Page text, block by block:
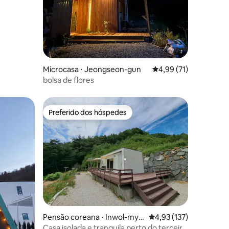
Microcasa ⋅ Jeongseon-gun 4,99 de uma
4,99 (71)
bolsa de flores
Preferido dos hóspedes
Preferido dos hóspedes
Pensão coreana ⋅ Inwol-mye
on, Namwon-si
4,93 de uma avaliação
4,93 (137)